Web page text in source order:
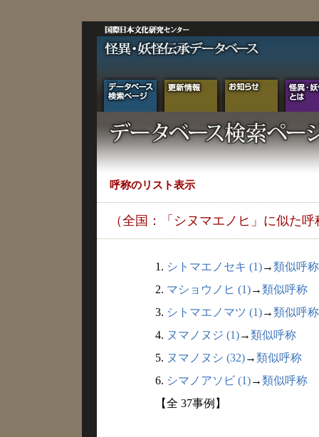
呼称のリスト表示
（全国：「シヌマエノヒ」に似た呼
1. シトマエノセキ (1)→類似呼称
2. マショウノヒ (1)→類似呼称
3. シトマエノマツ (1)→類似呼称
4. ヌマノヌジ (1)→類似呼称
5. ヌマノヌシ (32)→類似呼称
6. シマノアソビ (1)→類似呼称
【全 37事例】